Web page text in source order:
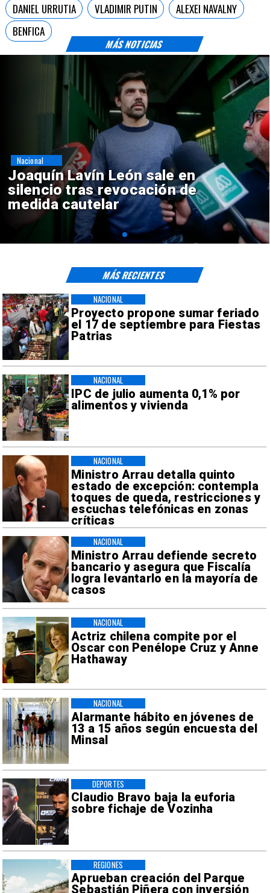
MÁS NOTICIAS
DANIEL URRUTIA
VLADIMIR PUTIN
ALEXEI NAVALNY
BENFICA
Chile y Venezuela formalizan
reinicio de relaciones
consulares
Nacional
Proyecto propone sumar feriado
el 17 de septiembre para Fiestas
Patrias
NACIONAL
IPC de julio aumenta 0,1% por
alimentos y vivienda
NACIONAL
Ministro Arrau detalla quinto
estado de excepción: contempla
toques de queda, restricciones y
escuchas telefónicas en zonas
críticas
NACIONAL
Ministro Arrau defiende secreto
bancario y asegura que Fiscalía
logra levantarlo en la mayoría de
casos
NACIONAL
Actriz chilena compite por el
Oscar con Penélope Cruz y Anne
Hathaway
NACIONAL
Alarmante hábito en jóvenes de
13 a 15 años según encuesta del
Minsal
NACIONAL
Claudio Bravo baja la euforia
sobre fichaje de Vozinha
DEPORTES
Aprueban creación del Parque
Sebastián Piñera con inversión
REGIONES
MÁS RECIENTES